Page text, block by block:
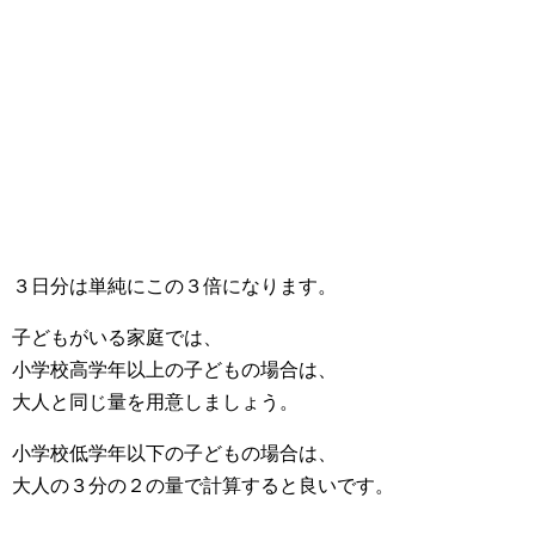
３日分は単純にこの３倍になります。
子どもがいる家庭では、
小学校高学年以上の子どもの場合は、
大人と同じ量を用意しましょう。
小学校低学年以下の子どもの場合は、
大人の３分の２の量で計算すると良いです。